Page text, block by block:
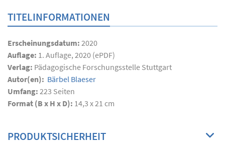
TITELINFORMATIONEN
Erscheinungsdatum: 2020
Auflage: 1. Auflage, 2020 (ePDF)
Verlag: Pädagogische Forschungsstelle Stuttgart
Autor(en): Bärbel Blaeser
Umfang: 223 Seiten
Format (B x H x D): 14,3 x 21 cm
PRODUKTSICHERHEIT